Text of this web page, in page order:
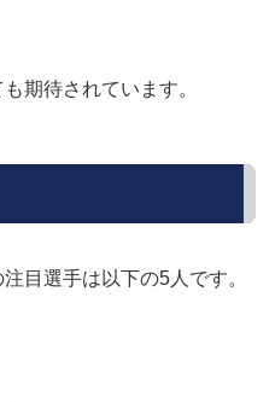
期待されています。
目選手は以下の5人です。